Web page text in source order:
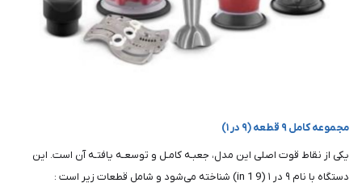
مجموعه کامل ۹ قطعه (۹ در ۱)
یکی از نقاط قوت اصلی این مدل، جعبـه کامـل و توسعـه یافتـه آن است. این
دستگاه با نام ۹ در ۱ (9 in 1) شناخته می‌شود و شامل قطعات زیر است :